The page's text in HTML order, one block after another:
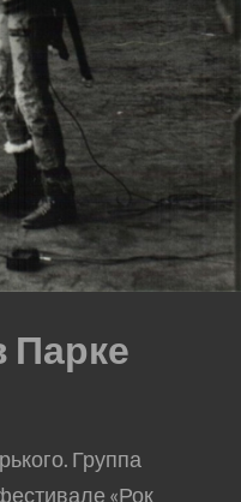
Парке
Группа
«Рок